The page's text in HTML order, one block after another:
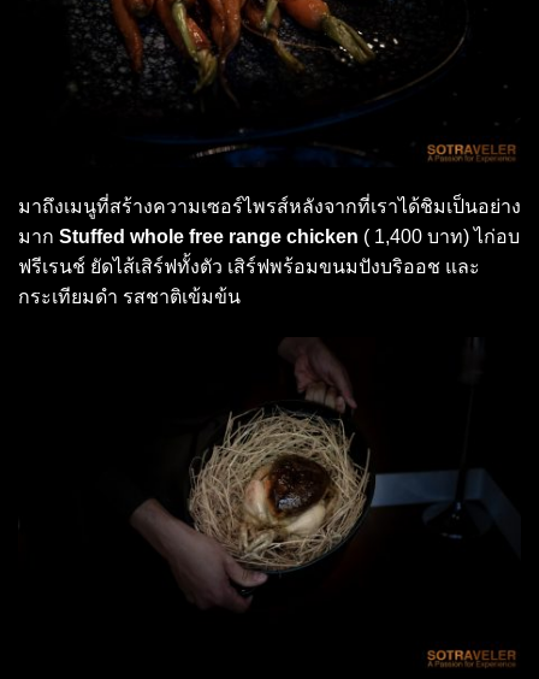
มาถึงเมนูที่สร้างความเซอร์ไพรส์หลังจากที่เราได้ชิมเป็นอย่าง
มาก Stuffed whole free range chicken ( 1,400 บาท) ไก่อบ
ฟรีเรนช์ ยัดไส้เสิร์ฟทั้งตัว เสิร์ฟพร้อมขนมปังบริออช และ
กระเทียมดำ รสชาติเข้มข้น